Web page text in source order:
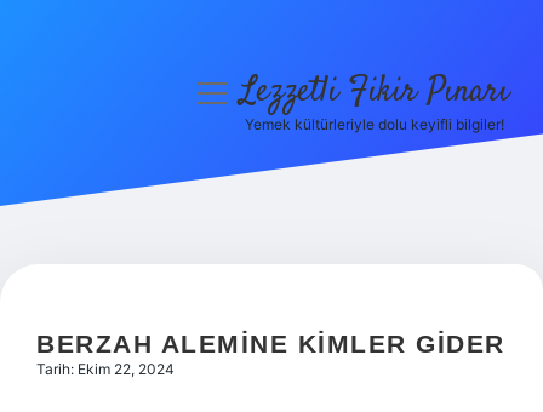
Hakkımızda
menüyüLezzetli Fikir Pınarı
Yemek kültürleriyle dolu keyifli bilgiler!
BERZAH ALEMINE KIMLER GIDER
Tarih: Ekim 22, 2024